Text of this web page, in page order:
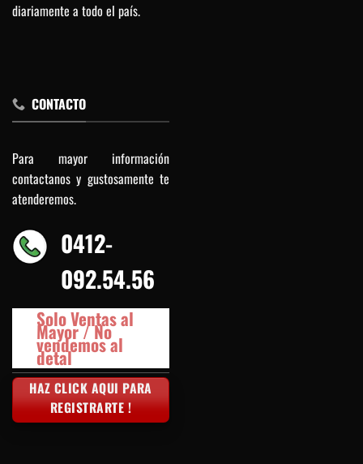
diariamente a todo el país.
CONTACTO
Para mayor información
contactanos y gustosamente te
atenderemos.
0412-
092.54.56
Solo Ventas al
Mayor / No
vendemos al
detal
HAZ CLICK AQUI PARA
REGISTRARTE !